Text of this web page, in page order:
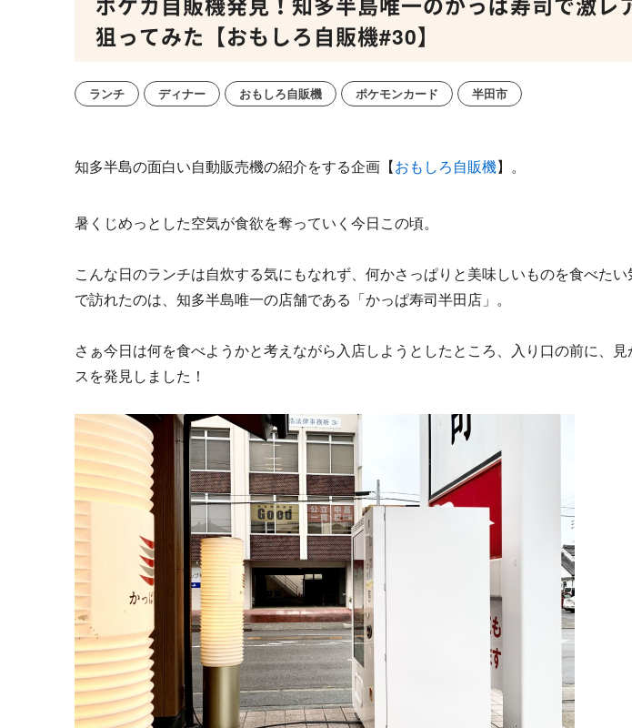
狙ってみた【おもしろ自販機#30】
ランチ ディナー おもしろ自販機 ポケモンカード 半田市
知多半島の面白い自動販売機の紹介をする企画【おもしろ自販機】。
暑くじめっとした空気が食欲を奪っていく今日この頃。
こんな日のランチは自炊する気にもなれず、何かさっぱりと美味しいものを食べた
で訪れたのは、知多半島唯一の店舗である「かっぱ寿司半田店」。
さぁ今日は何を食べようかと考えながら入店しようとしたところ、入り口の前に、見
スを発見しました！